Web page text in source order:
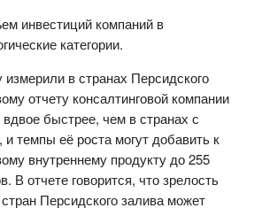
инвестиций компаний в
категории.
в странах Персидского
отчету консалтинговой компании
быстрее, чем в странах с
и темпы её роста могут добавить к
внутреннему продукту до 255
В отчете говорится, что зрелость
Персидского залива может